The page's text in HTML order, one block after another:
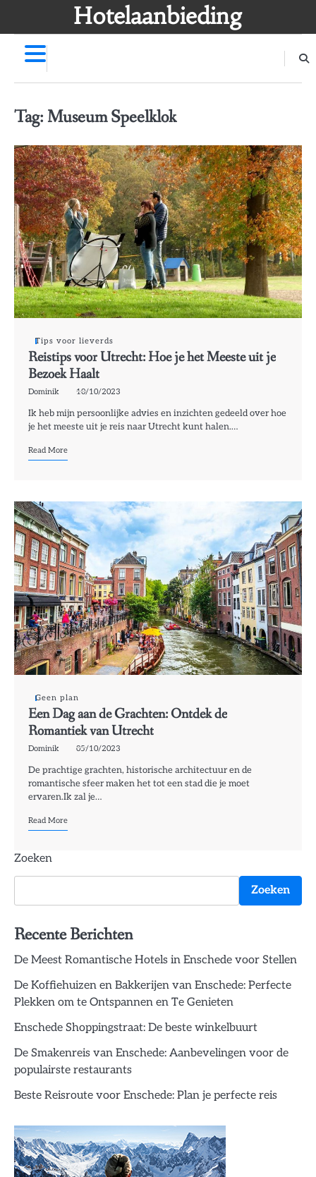
Hotelaanbieding
Tag: Museum Speelklok
Tips voor lieverds
Reistips voor Utrecht: Hoe je het Meeste uit je
Bezoek Haalt
Dominik 10/10/2023
Ik heb mijn persoonlijke advies en inzichten gedeeld over hoe
je het meeste uit je reis naar Utrecht kunt halen.…
Read More
Geen plan
Een Dag aan de Grachten: Ontdek de
Romantiek van Utrecht
Dominik 05/10/2023
De prachtige grachten, historische architectuur en de
romantische sfeer maken het tot een stad die je moet
ervaren.Ik zal je…
Read More
Zoeken
Zoeken
Recente Berichten
De Meest Romantische Hotels in Enschede voor Stellen
De Koffiehuizen en Bakkerijen van Enschede: Perfecte
Plekken om te Ontspannen en Te Genieten
Enschede Shoppingstraat: De beste winkelbuurt
De Smakenreis van Enschede: Aanbevelingen voor de
populairste restaurants
Beste Reisroute voor Enschede: Plan je perfecte reis